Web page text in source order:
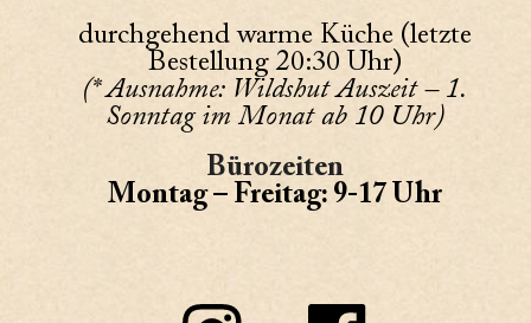
durchgehend warme Küche (letzte
Bestellung 20:30 Uhr)
(* Ausnahme: Wildshut Auszeit – 1.
Sonntag im Monat ab 10 Uhr)
Bürozeiten
Montag – Freitag: 9-17 Uhr